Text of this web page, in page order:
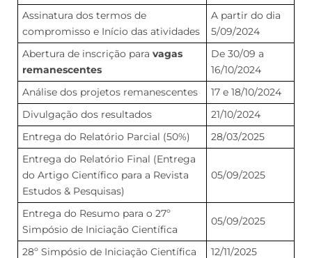
Assinatura dos termos de
compromisso e Início das atividades
A partir do dia
5/09/2024
Abertura de inscrição para vagas
remanescentes
De 30/09 a
16/10/2024
Análise dos projetos remanescentes
17 e 18/10/2024
Divulgação dos resultados
21/10/2024
Entrega do Relatório Parcial (50%)
28/03/2025
Entrega do Relatório Final (Entrega
do Artigo Científico para a Revista
Estudos & Pesquisas)
05/09/2025
Entrega do Resumo para o 27º
Simpósio de Iniciação Científica
05/09/2025
28º Simpósio de Iniciação Científica 12/11/2025